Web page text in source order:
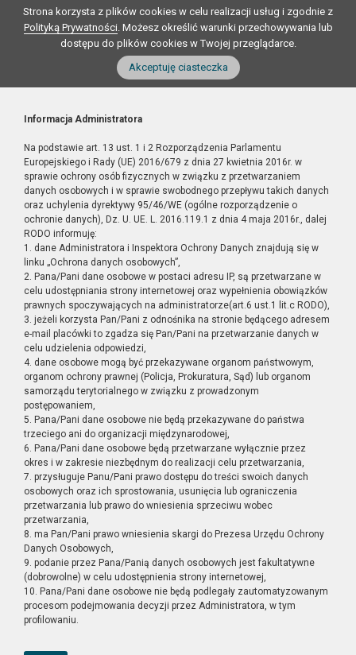
Strona korzysta z plików cookies w celu realizacji usług i zgodnie z
Polityką Prywatności. Możesz określić warunki przechowywania lub
dostępu do plików cookies w Twojej przeglądarce.
Akceptuję ciasteczka
Informacja Administratora
Na podstawie art. 13 ust. 1 i 2 Rozporządzenia Parlamentu
Europejskiego i Rady (UE) 2016/679 z dnia 27 kwietnia 2016r. w
sprawie ochrony osób fizycznych w związku z przetwarzaniem
danych osobowych i w sprawie swobodnego przepływu takich danych
oraz uchylenia dyrektywy 95/46/WE (ogólne rozporządzenie o
ochronie danych), Dz. U. UE. L. 2016.119.1 z dnia 4 maja 2016r., dalej
RODO informuję:
1. dane Administratora i Inspektora Ochrony Danych znajdują się w
linku „Ochrona danych osobowych”,
2. Pana/Pani dane osobowe w postaci adresu IP, są przetwarzane w
celu udostępniania strony internetowej oraz wypełnienia obowiązków
prawnych spoczywających na administratorze(art.6 ust.1 lit.c RODO),
3. jeżeli korzysta Pan/Pani z odnośnika na stronie będącego adresem
e-mail placówki to zgadza się Pan/Pani na przetwarzanie danych w
celu udzielenia odpowiedzi,
4. dane osobowe mogą być przekazywane organom państwowym,
organom ochrony prawnej (Policja, Prokuratura, Sąd) lub organom
samorządu terytorialnego w związku z prowadzonym
postępowaniem,
5. Pana/Pani dane osobowe nie będą przekazywane do państwa
trzeciego ani do organizacji międzynarodowej,
6. Pana/Pani dane osobowe będą przetwarzane wyłącznie przez
okres i w zakresie niezbędnym do realizacji celu przetwarzania,
7. przysługuje Panu/Pani prawo dostępu do treści swoich danych
osobowych oraz ich sprostowania, usunięcia lub ograniczenia
przetwarzania lub prawo do wniesienia sprzeciwu wobec
przetwarzania,
8. ma Pan/Pani prawo wniesienia skargi do Prezesa Urzędu Ochrony
Danych Osobowych,
9. podanie przez Pana/Panią danych osobowych jest fakultatywne
(dobrowolne) w celu udostępnienia strony internetowej,
10. Pana/Pani dane osobowe nie będą podlegały zautomatyzowanym
procesom podejmowania decyzji przez Administratora, w tym
profilowaniu.